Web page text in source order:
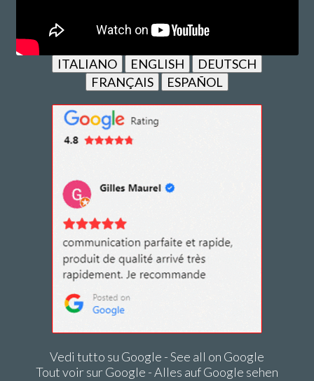
ITALIANO ENGLISH
DEUTSCH
FRANÇAIS
ESPAÑOL
Vedi tutto su Google - See all on Google
Tout voir sur Google - Alles auf Google sehen